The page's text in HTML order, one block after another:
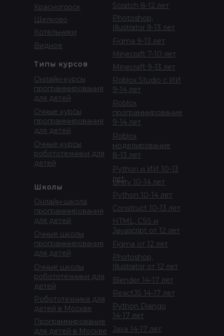
Типы курсов
Онлайн-курсы
программирования
для детей
Очные курсы
программирования
для детей
Очные курсы
робототехники для
детей
Красногорск
Minecraft 9-13 лет
Python и ИИ 10-13
лет
Щелково
Котельники
Видное
Roblox
программирование
9-14 лет
Unity 10-14 лет
Python 10-14 лет
Construct 10-13 лет
HTML, CSS и
Javascript от 12 лет
Figma от 12 лет
Школы
Photoshop,
Illustrator от 12 лет
Онлайн-школа
программирования
для детей
Figma 9-13 лет
Очные школы
программирования
для детей
Roblox
моделирование
8-13 лет
Очные школы
робототехники для
детей
Робототехника для
детей в Москве
Программирование
для детей в Москве
Photoshop,
Illustrator 9-13 лет
Roblox Studio с ИИ
9-14 лет
Blender 14-17 лет
ReactJS 14-17 лет
Python Django
14-17 лет
Java 14-17 лет
Scratch 8-12 лет
Minecraft 7-10 лет